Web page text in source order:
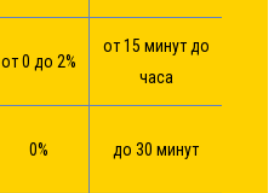
от 0 до 2%
от 15 минут до
часа
0% до 30 минут